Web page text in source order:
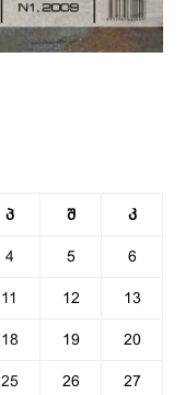
პ შ კ
4 5 6
11 12 13
18 19 20
25 26 27